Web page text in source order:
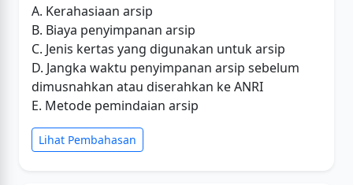
A. Kerahasiaan arsip
B. Biaya penyimpanan arsip
C. Jenis kertas yang digunakan untuk arsip
D. Jangka waktu penyimpanan arsip sebelum
dimusnahkan atau diserahkan ke ANRI
E. Metode pemindaian arsip
Lihat Pembahasan